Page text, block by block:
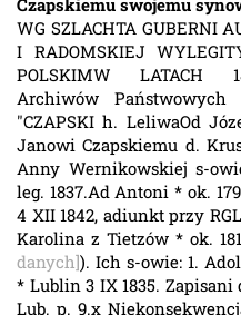
Czapskiemu swojemu
WG SZLACHTA GUBERNI
I RADOMSKIEJ
POLSKIMW LATACH
Archiwów Państwowych
"CZAPSKI h. LeliwaOd
Janowi Czapskiemu d.
Anny Wernikowskiej s-
leg. 1837.Ad Antoni * ok.
4 XII 1842, adiunkt przy
Karolina z Tietzów * ok.
danych]). Ich s-owie: 1.
* Lublin 3 IX 1835. Zapisani
Lub. p. 9.x